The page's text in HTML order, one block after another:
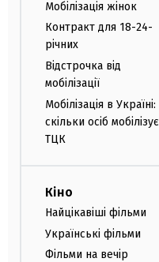
Мобілізація жінок
Контракт для 18-24-
річних
Відстрочка від
мобілізації
Мобілізація в Україні:
скільки осіб мобілізує
ТЦК
Кіно
Найцікавіші фільми
Українські фільми
Фільми на вечір